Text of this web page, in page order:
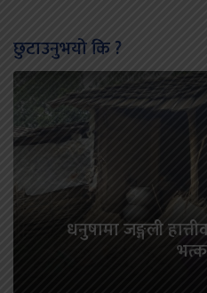
छुटाउनुभयो कि ?
धनुषामा जङ्गली